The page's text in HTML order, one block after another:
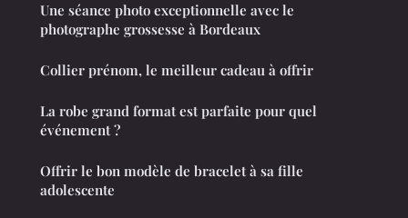
Une séance photo exceptionnelle avec le
photographe grossesse à Bordeaux
Collier prénom, le meilleur cadeau à offrir
La robe grand format est parfaite pour quel
événement ?
Offrir le bon modèle de bracelet à sa fille
adolescente